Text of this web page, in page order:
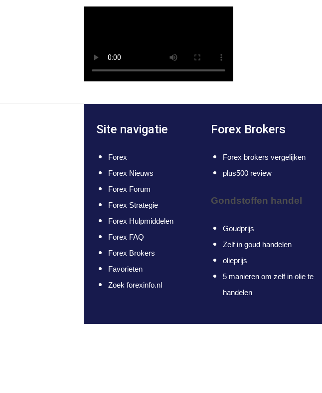
Site navigatie
Forex
Forex Nieuws
Forex Forum
Forex Strategie
Forex Hulpmiddelen
Forex FAQ
Forex Brokers
Favorieten
Zoek forexinfo.nl
Forex Brokers
Forex brokers vergelijken
plus500 review
Gondstoffen handel
Goudprijs
Zelf in goud handelen
olieprijs
5 manieren om zelf in olie te
handelen